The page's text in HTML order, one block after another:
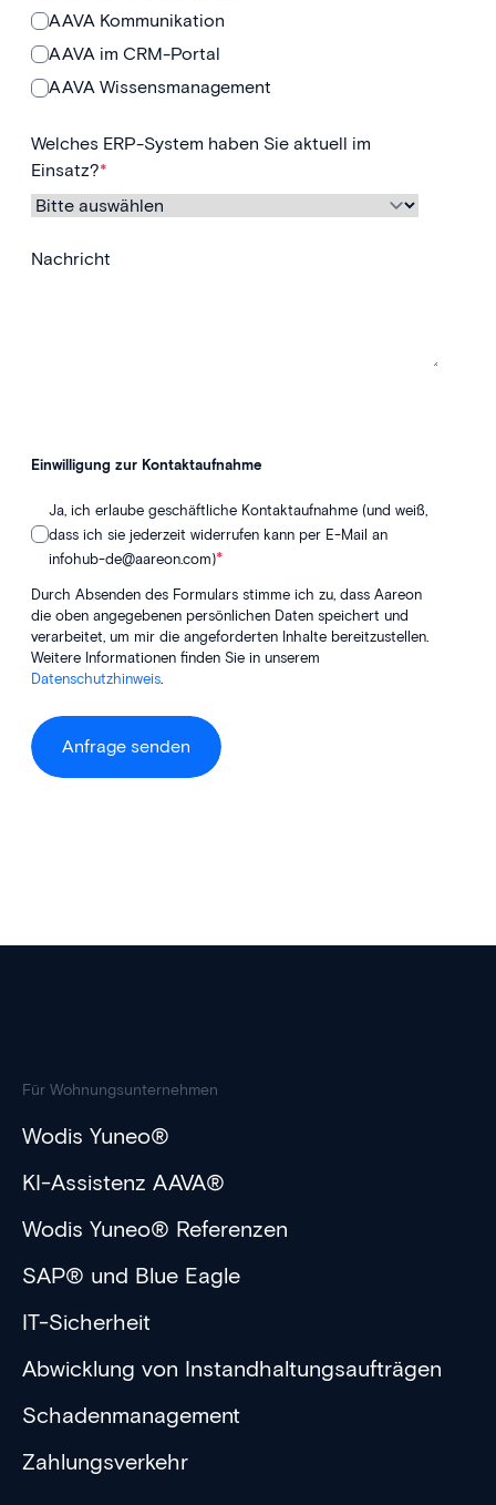
AAVA Kommunikation
AAVA im CRM-Portal
AAVA Wissensmanagement
Welches ERP-System haben Sie aktuell im
Einsatz?*
Nachricht
Einwilligung zur Kontaktaufnahme
Ja, ich erlaube geschäftliche Kontaktaufnahme (und weiß,
dass ich sie jederzeit widerrufen kann per E-Mail an
infohub-de@aareon.com)*
Durch Absenden des Formulars stimme ich zu, dass Aareon
die oben angegebenen persönlichen Daten speichert und
verarbeitet, um mir die angeforderten Inhalte bereitzustellen.
Weitere Informationen finden Sie in unserem
Datenschutzhinweis
Für Wohnungsunternehmen
Wodis Yuneo®
KI-Assistenz AAVA®
Wodis Yuneo® Referenzen
SAP® und Blue Eagle
IT-Sicherheit
Abwicklung von Instandhaltungsaufträgen
Schadenmanagement
Zahlungsverkehr